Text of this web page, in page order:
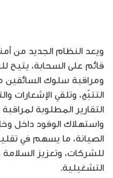
ويعد النظام الجديد من
قائم على السحابة، يتيح
ومراقبة سلوك
التتبّع، وتلقي الإشعارات
التقارير المطلوبة
واستهلاك الوقود داخل
الصيانة، ما يسهم في
للشركات، وتعزيز
التشغيلية.